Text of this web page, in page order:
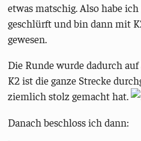
etwas matschig. Also habe
geschlürft und bin dann mit
gewesen.
Die Runde wurde dadurch
K2 ist die ganze Strecke
ziemlich stolz gemacht hat.
Danach beschloss ich dann: